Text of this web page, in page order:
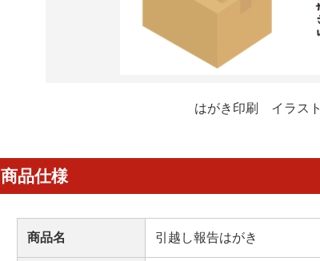
はがき印刷 イラスト
商品仕様
商品名 引越し報告はがき